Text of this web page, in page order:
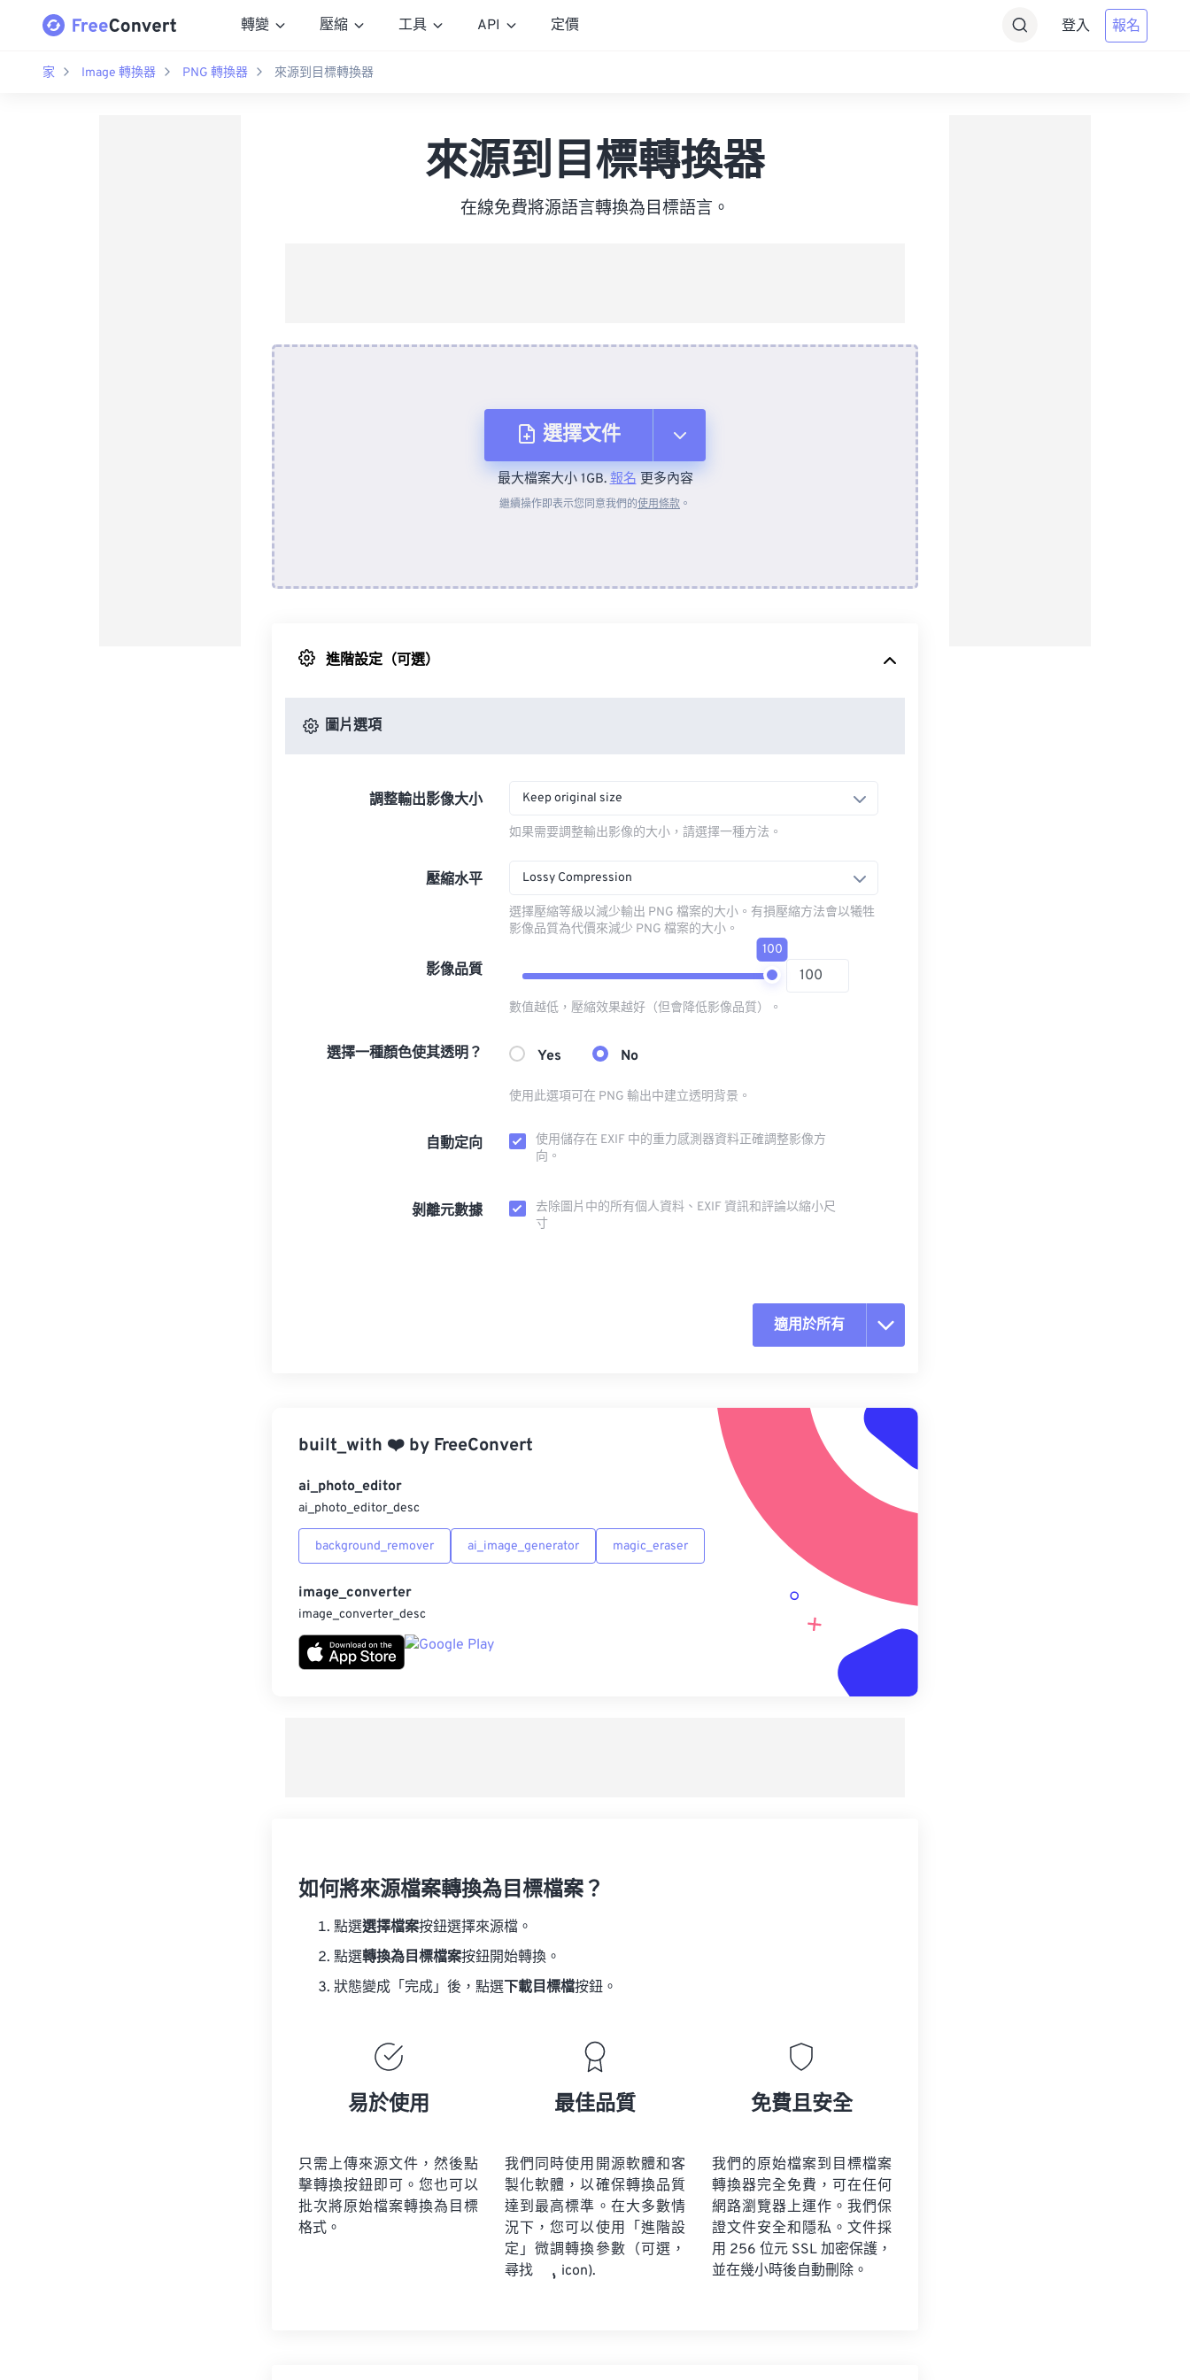
轉變 壓縮 工具 API 定價 登入 報名
家 Image 轉換器 PNG 轉換器 來源到目標轉換器
來源到目標轉換器
在線免費將源語言轉換為目標語言。
選擇文件
來自裝置
最大檔案大小 1GB.報名更多內容
繼續操作即表示您同意我們的使用條款 。
進階設定（可選）
圖片選項
調整輸出影像大小 Keep original size
如果需要調整輸出影像的大小，請選擇一種方法。
壓縮水平 Lossy Compression
選擇壓縮等級以減少輸出 PNG 檔案的大小。有損壓縮方法會以犧牲
影像品質為代價來減少 PNG 檔案的大小。
影像品質
100
數值越低，壓縮效果越好（但會降低影像品質）。
選擇一種顏色使其透明？ Yes No
使用此選項可在 PNG 輸出中建立透明背景。
自動定向
使用儲存在 EXIF 中的重力感測器資料正確調整影像方
向。
剝離元數據
去除圖片中的所有個人資料、EXIF 資訊和評論以縮小尺
寸
適用於所有
應用預設
另存為預設
built_with ❤️ by FreeConvert
ai_photo_editor
ai_photo_editor_desc
background_remover ai_image_generator magic_eraser
image_converter
image_converter_desc
如何將來源檔案轉換為目標檔案？
點選選擇檔案按鈕選擇來源檔。
點選轉換為目標檔案按鈕開始轉換。
狀態變成「完成」後，點選 下載目標檔按鈕。
易於使用
只需上傳來源文件，然後點
擊轉換按鈕即可。您也可以
批次將原始檔案轉換為目標
格式。
最佳品質
我們同時使用開源軟體和客
製化軟體，以確保轉換品質
達到最高標準。在大多數情
況下，您可以使用「進階設
定」微調轉換參數（可選，
尋找
icon).
免費且安全
我們的原始檔案到目標檔案
轉換器完全免費，可在任何
網路瀏覽器上運作。我們保
證文件安全和隱私。文件採
用 256 位元 SSL 加密保護，
並在幾小時後自動刪除。